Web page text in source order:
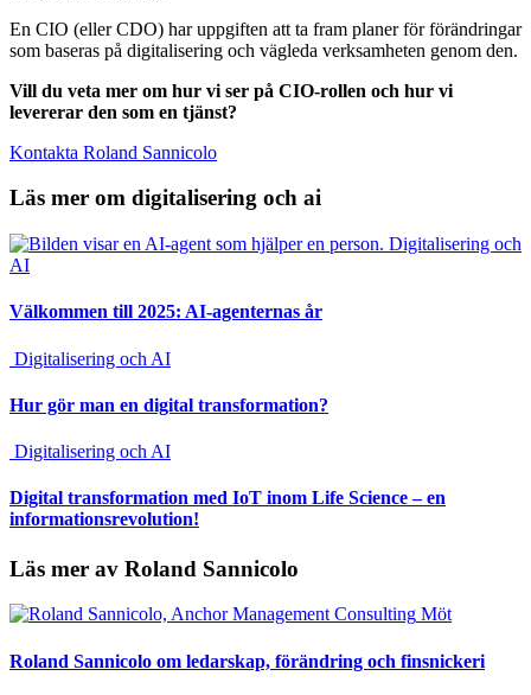
En CIO (eller CDO) har uppgiften att ta fram planer för förändringar
som baseras på digitalisering och vägleda verksamheten genom den.
Vill du veta mer om hur vi ser på CIO-rollen och hur vi
levererar den som en tjänst?
Kontakta Roland Sannicolo
Läs mer om digitalisering och ai
Digitalisering och
AI
Välkommen till 2025: AI-agenternas år
Digitalisering och AI
Hur gör man en digital transformation?
Digitalisering och AI
Digital transformation med IoT inom Life Science – en
informationsrevolution!
Läs mer av Roland Sannicolo
Möt
Roland Sannicolo om ledarskap, förändring och finsnickeri